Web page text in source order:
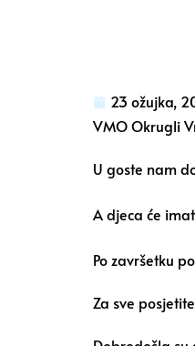
23 ožujka,
VMO Okrugli
U goste nam
A djeca će
Po završetku
Za sve